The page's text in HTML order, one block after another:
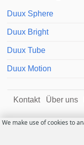
Duux Sphere
Duux Bright
Duux Tube
Duux Motion
Kontakt Über uns
We make use of cookies to